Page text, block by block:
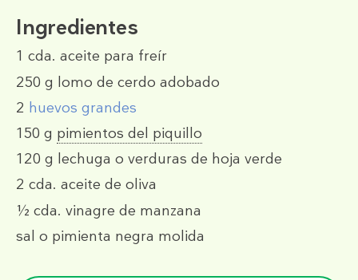
Ingredientes
1 cda. aceite para freír
250 g lomo de cerdo adobado
2 huevos grandes
150 g pimientos del piquillo
120 g lechuga o verduras de hoja verde
2 cda. aceite de oliva
½ cda. vinagre de manzana
sal o pimienta negra molida